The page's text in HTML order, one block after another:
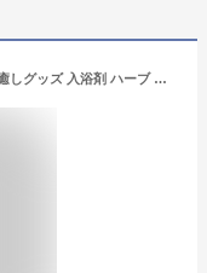
【ポイント5倍 5/16(日) 9:59まで】 女性 癒しグッズ 入浴剤 ハーブ バスソルト ギフトセット ピンク ホワイト 各200g【送料無料】 リラックス バスタイム 誕生日 母の日 プレゼント ギフト セット ホワイトソルト 岩塩 ラベンダー ローズ